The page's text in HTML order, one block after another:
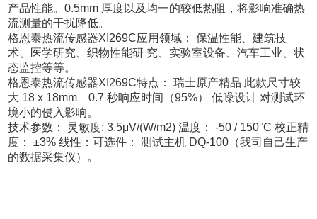
产品性能。0.5mm 厚度以及均一的较低热阻，将影响准确热
流测量的干扰降低。
格恩泰热流传感器XI269C应用领域： 保温性能、建筑技
术、医学研究、织物性能研 究、实验室设备、汽车工业、状
态监控等等。
格恩泰热流传感器XI269C特点： 瑞士原产精品 此款尺寸较
大 18 x 18mm 0.7 秒响应时间（95%） 低噪设计 对测试环
境小的侵入影响。
技术参数： 灵敏度: 3.5μV/(W/m2) 温度： -50 / 150°C 校正精
度： ±3% 线性：可选件： 测试主机 DQ-100（我司自己生产
的数据采集仪）。